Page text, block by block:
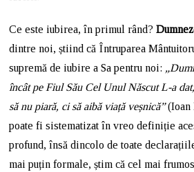
Ce este iubirea, în primul rând?
dintre noi, știind că Întruparea
supremă de iubire a Sa pentru noi:
încât pe Fiul Său Cel Unul Născut L-a
să nu piară, ci să aibă viață veșnică”(Ioan
poate fi sistematizat în vreo definiție
profund, însă dincolo de toate
mai puțin formale, știm că cel mai